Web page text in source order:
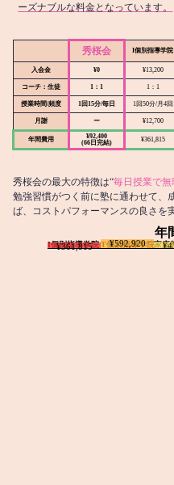
ーズナブルな料金となっています。
秀桜会 I個別指導学院
入会金 ¥0 ¥13,200
コーチ：生徒 1：1 1：1
授業時間/頻度 1回15分/毎日 1回50分/月4回
月謝 ー ¥12,700
年間費用
¥92,400
(66日完結)
¥361,815
秀桜会の最大の特徴は“毎日授業で無
勉強習慣がつく前に塾に通わせて、
ば、コストパフォーマンスの良さを
年
I個別指導学院
¥361,815 T個別指導学院
¥592,920 家庭